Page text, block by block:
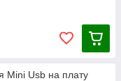
Mini Usb на плату